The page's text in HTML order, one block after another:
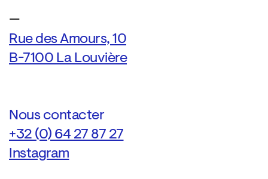
—
Rue des Amours, 10
B-7100 La Louvière
Nous contacter
+32 (0) 64 27 87 27
Instagram